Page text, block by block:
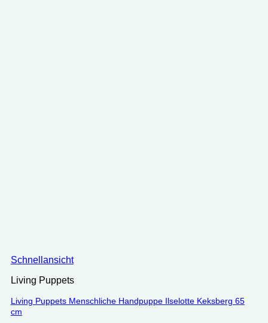
Schnellansicht
Living Puppets
Living Puppets Menschliche Handpuppe Ilselotte Keksberg 65
cm